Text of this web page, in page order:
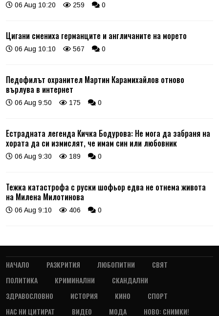
06 Aug 10:20 259 0
Цигани смениха германците и англичаните на морето
06 Aug 10:10 567 0
Педофилът охранител Мартин Карамихайлов отново
върлува в интернет
06 Aug 9:50 175 0
Естрадната легенда Кичка Бодурова: Не мога да забраня на
хората да си измислят, че имам син или любовник
06 Aug 9:30 189 0
Тежка катастрофа с руски шофьор едва не отнема живота
на Милена Милотинова
06 Aug 9:10 406 0
НАЧАЛО РАЗКРИТИЯ ЛЮБОПИТНИ
СВЯТ
ПОЛИТИКА
КРИМИНАЛНИ
СКАНДАЛНИ
ЗДРАВОСЛОВНО
ИСТОРИЯ КИНО
СПОРТ
НАС НИ ЦИТИРАТ
ВИДЕО МОДА НОВО: СНИМКИ!